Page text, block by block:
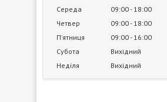
Середа
09:00 18:00
Четвер
09:00 18:00
Пʼятниця
09:00 16:00
Субота
Вихідний
Неділя
Вихідний